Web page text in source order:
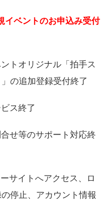
ベントのお申込み受付
トオリジナル「拍手ス
の追加登録受付終了
ス終了
せ等のサポート対応終
サイトへアクセス、ロ
停止、アカウント情報